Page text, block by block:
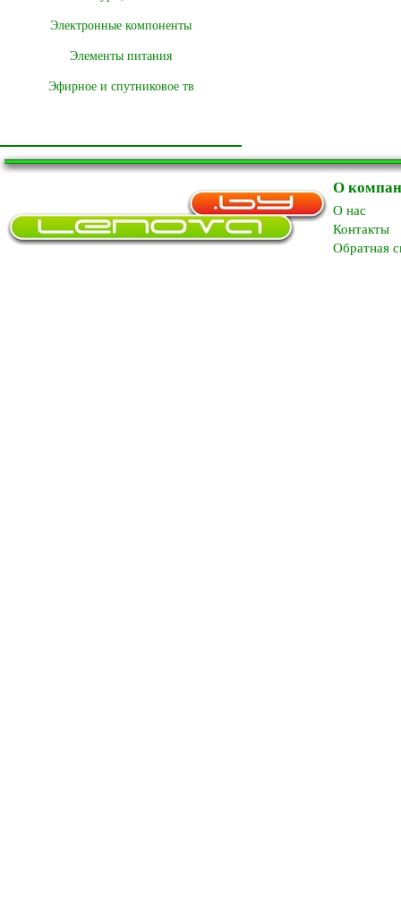
Электронные компоненты
Элементы питания
Эфирное и спутниковое тв
О
O нас
Контакты
Обратная